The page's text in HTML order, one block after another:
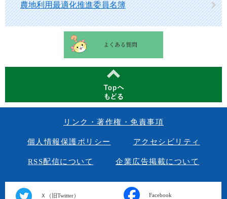
農地利用最適化推進委員名簿
リンク・著作権・免責事項
個人情報保護ポリシー アクセシビリティ
RSS配信について 企業広告掲載について
Ｘ（旧Twitter） Facebook